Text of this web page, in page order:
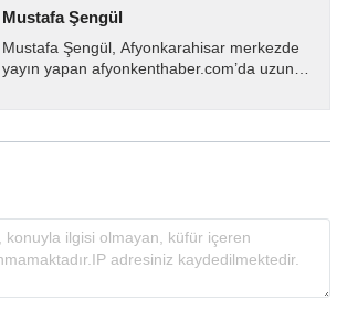
Mustafa Şengül
Mustafa Şengül, Afyonkarahisar merkezde
yayın yapan afyonkenthaber.com’da uzun
almakta, haber akışı...